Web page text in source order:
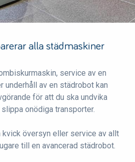
alla städmaskiner
service av en
underhåll av en städrobot kan
för att du ska undvika
onödiga transporter.
kvick översyn eller service av allt
till en avancerad städrobot.